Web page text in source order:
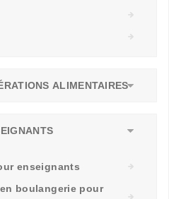
ALIMENTAIRES
enseignants
boulangerie pour